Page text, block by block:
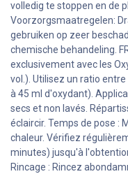
volledig te stoppen en de
Voorzorgsmaatregelen:
gebruiken op zeer
chemische behandeling.
exclusivement avec les
vol.). Utilisez un ratio
à 45 ml d'oxydant).
secs et non lavés.
éclaircir. Temps de pose :
chaleur. Vérifiez
minutes) jusqu'à
Rincage : Rincez